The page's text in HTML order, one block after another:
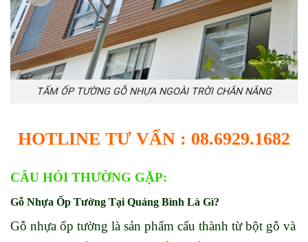
TẤM ỐP TƯỜNG GỖ NHỰA NGOÀI TRỜI CHẮN NẮNG
HOTLINE TƯ VẤN : 08.6929.1682
CÂU HỎI THƯỜNG GẶP:
Gỗ Nhựa Ốp Tường Tại Quảng Bình Là Gì?
Gỗ nhựa ốp tường là sản phẩm cấu thành từ bột gỗ và